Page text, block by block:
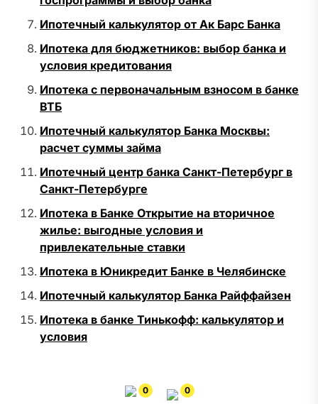
Ипотечный калькулятор от Ак Барс Банка
Ипотека для бюджетников: выбор банка и
условия кредитования
Ипотека с первоначальным взносом в банке
ВТБ
Ипотечный калькулятор Банка Москвы:
расчет суммы займа
Ипотечный центр банка Санкт-Петербург в
Санкт-Петербурге
Ипотека в Банке Открытие на вторичное
жилье: выгодные условия и
привлекательные ставки
Ипотека в Юникредит Банке в Челябинске
Ипотечный калькулятор Банка Райффайзен
Ипотека в банке Тинькофф: калькулятор и
условия
0 0